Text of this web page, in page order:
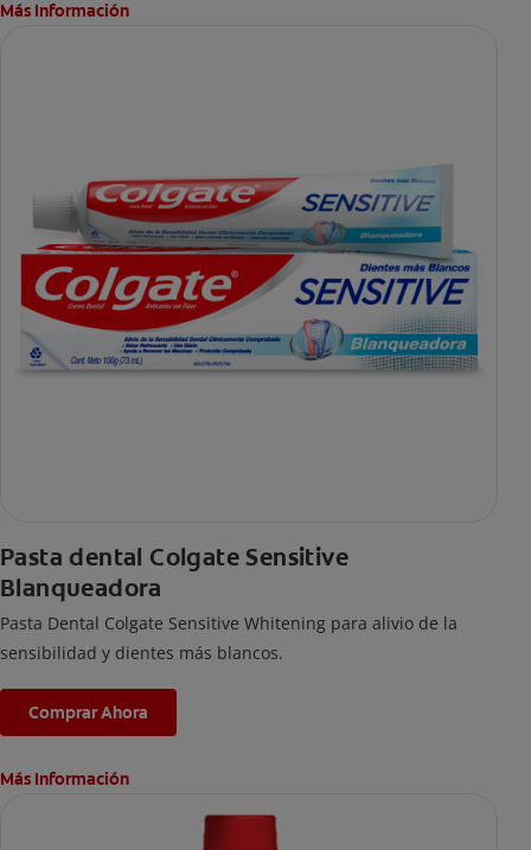
Más Información
Pasta dental Colgate Sensitive
Blanqueadora
Pasta Dental Colgate Sensitive Whitening para alivio de la
sensibilidad y dientes más blancos.
Comprar Ahora
Más Información